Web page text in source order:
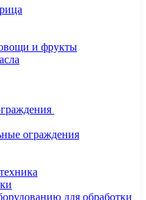
и фрукты
ограждения
для обработки